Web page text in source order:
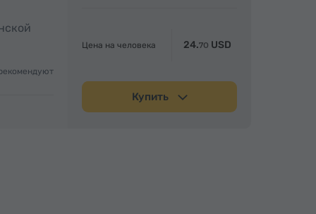
Цена на человека 24.70 USD
Купить